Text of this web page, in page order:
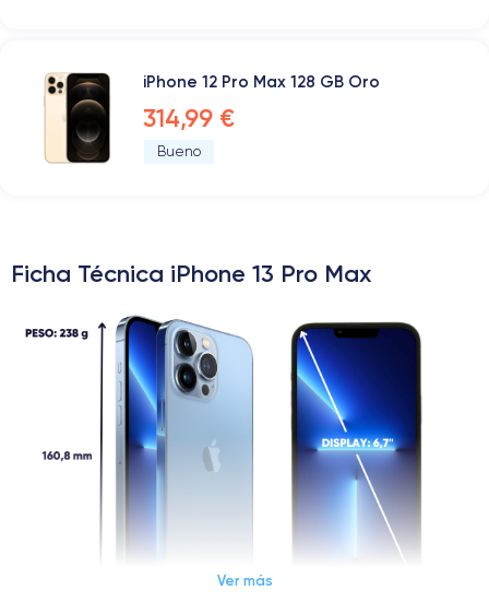
iPhone 12 Pro Max 128 GB Oro
314,99 €
Bueno
Ficha Técnica iPhone 13 Pro Max
Ver más